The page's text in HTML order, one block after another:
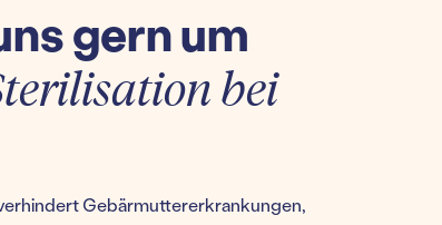
gern um
bei
Gebärmuttererkrankungen,